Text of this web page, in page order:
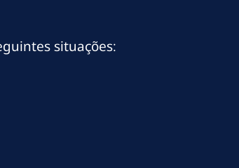
situações: